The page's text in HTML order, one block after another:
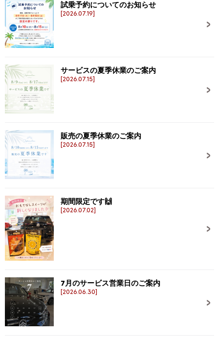
試乗予約についてのお知らせ
[2026.07.19]
サービスの夏季休業のご案内
[2026.07.15]
販売の夏季休業のご案内
[2026.07.15]
期間限定です🙌
[2026.07.02]
7月のサービス営業日のご案内
[2026.06.30]